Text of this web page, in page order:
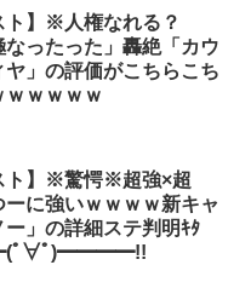
ト】※人権なれる？
ったった」轟絶「カウ
ヤ」の評価がこちらこち
ｗｗｗｗｗ
ト】※驚愕※超強×超
ーに強いｗｗｗｗ新キャ
ー」の詳細ステ判明ｷﾀ
∀ﾟ)━━━━!!